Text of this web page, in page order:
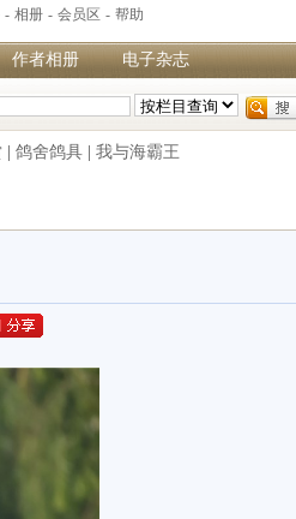
- 相册 - 会员区 - 帮助
作者相册 电子杂志
鸽舍鸽具 我与海霸王